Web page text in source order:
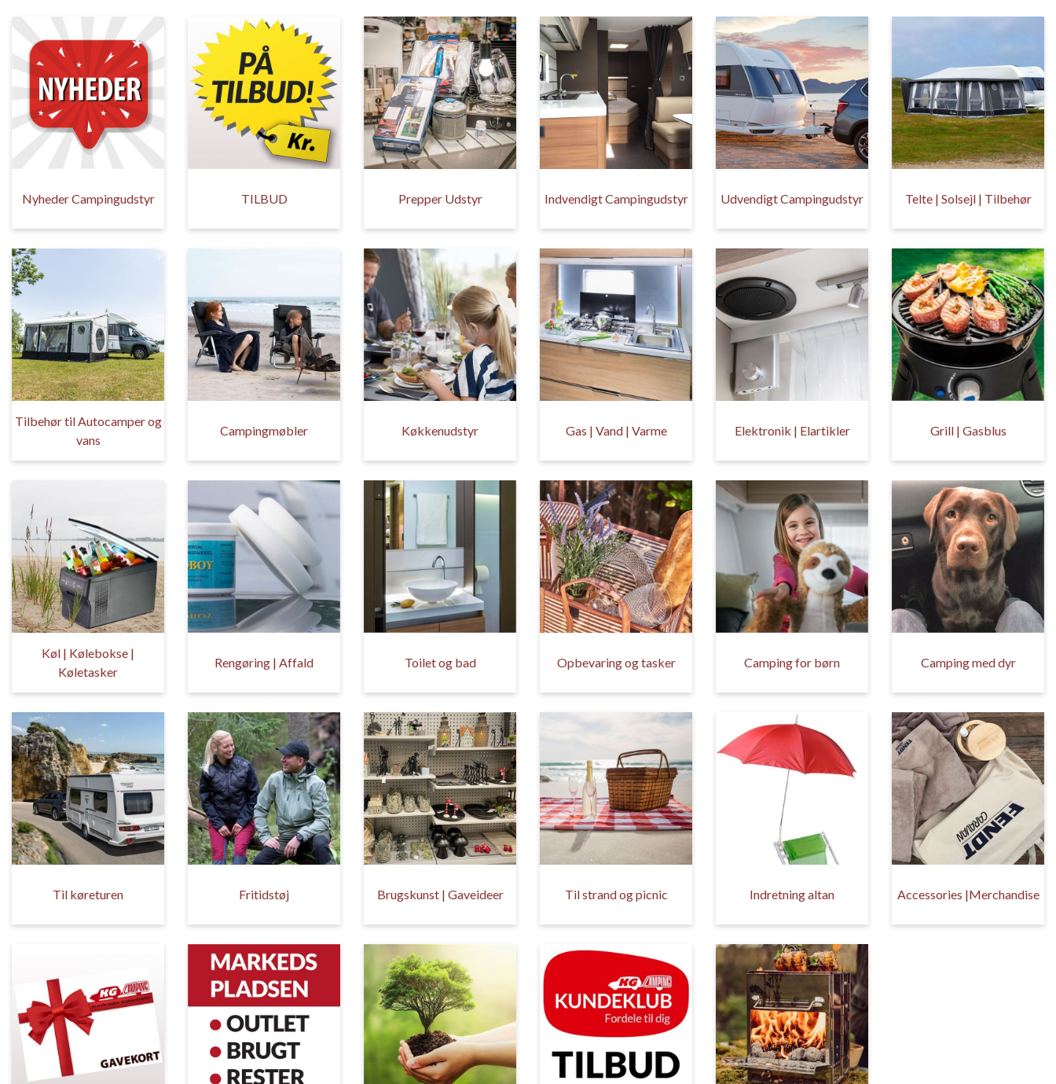
Nyheder Campingudstyr TILBUD Prepper Udstyr Indvendigt Campingudstyr Udvendigt Campingudstyr Telte | Solsejl | Tilbehør
Tilbehør til Autocamper og
vans
Campingmøbler Køkkenudstyr Gas | Vand | Varme Elektronik | Elartikler Grill | Gasblus
Køl | Kølebokse |
Køletasker
Rengøring | Affald Toilet og bad Opbevaring og tasker Camping for børn Camping med dyr
Til køreturen Fritidstøj Brugskunst | Gaveideer Til strand og picnic Indretning altan Accessories |Merchandise